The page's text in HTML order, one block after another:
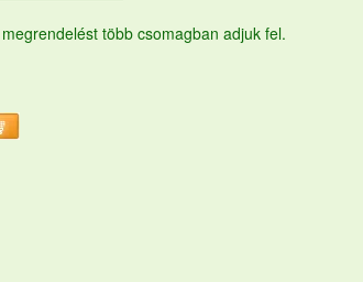
több csomagban adjuk fel.